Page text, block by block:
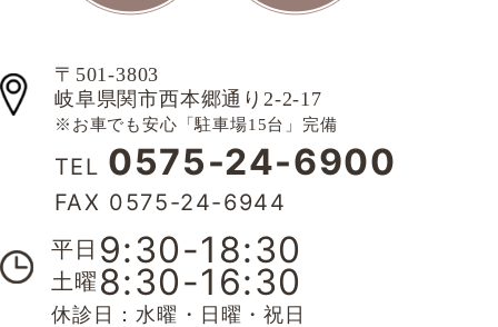
〒501-3803
岐阜県関市西本郷通り2-2-17
※お車でも安心「駐車場15台」完備
TEL 0575-24-6900
FAX 0575-24-6944
平日 9:30-18:30
土曜 8:30-16:30
休診日：水曜・日曜・祝日